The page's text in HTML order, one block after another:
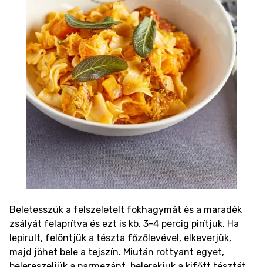
Beletesszük a felszeletelt fokhagymát és a maradék
zsályát felaprítva és ezt is kb. 3-4 percig pirítjuk. Ha
lepirult, felöntjük a tészta főzőlevével, elkeverjük,
majd jöhet bele a tejszín. Miután rottyant egyet,